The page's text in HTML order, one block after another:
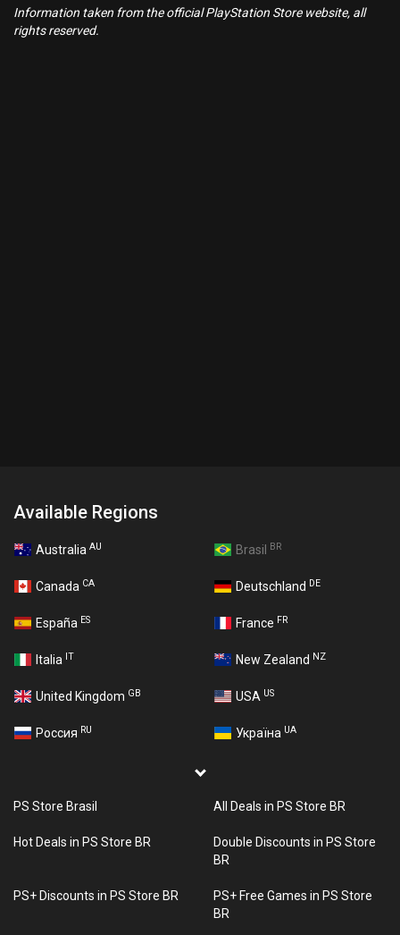
Information taken from the official PlayStation Store website, all
rights reserved.
Available Regions
Australia AU Brasil BR
Canada CA Deutschland DE
España ES France FR
Italia IT New Zealand NZ
United Kingdom GB USA US
Россия RU Україна UA
PS Store Brasil All Deals in PS Store BR
Hot Deals in PS Store BR
Double Discounts in PS Store
BR
PS+ Discounts in PS Store BR
PS+ Free Games in PS Store
BR